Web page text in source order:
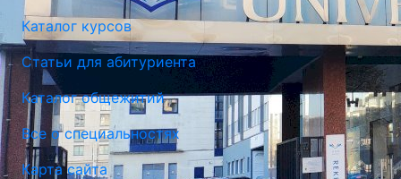
Каталог курсов
Статьи для абитуриента
Каталог общежитий
Все о специальностях
Карта сайта